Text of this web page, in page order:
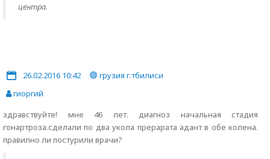
центра.
26.02.2016 10:42
грузия г.тбилиси
гиоргий
здравствуйте! мне 46 лет. диагноз начальная стадия
гонартроза.сделали по два укола прерарата адант в обе колена.
правилно ли постурили врачи?